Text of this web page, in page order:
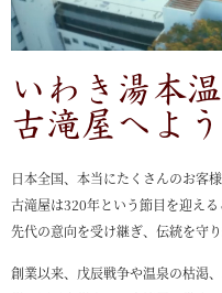
いわき湯本
古滝屋へよ
日本全国、本当にたくさんのお客
古滝屋は320年という節目を迎える
先代の意向を受け継ぎ、伝統を守
創業以来、戊辰戦争や温泉の枯渇